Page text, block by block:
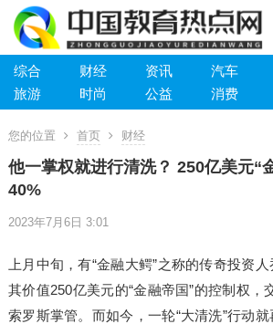
综合 财经 资讯 汽车
旅游
时尚 公益 消费
您的位置 首页 财经
他一掌权就进行清洗？ 250亿美元“
40%
2023年7月6日 3:01
上月中旬，有“金融大鳄”之称的传奇投资
其价值250亿美元的“金融帝国”的控制权，
索罗斯掌管。而如今，一轮“大清洗”行动